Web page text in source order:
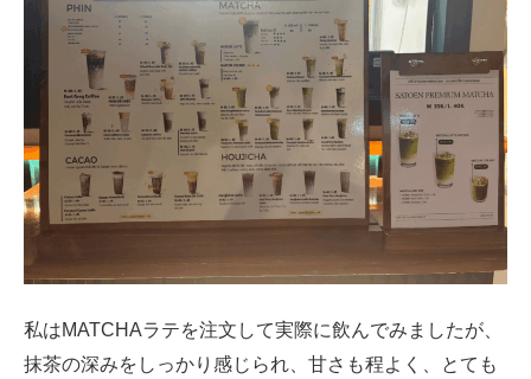
私はMATCHAラテを注文して実際に飲んでみましたが、
抹茶の深みをしっかり感じられ、甘さも程よく、とても